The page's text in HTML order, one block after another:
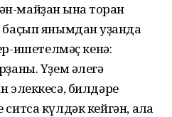
майҙан ғына торған
баҫып янымдан уҙғанда
ишетелмәҫ кенә:
Үҙем әлегә
элеккесә, билдәре
күлдәк кейгән, алға